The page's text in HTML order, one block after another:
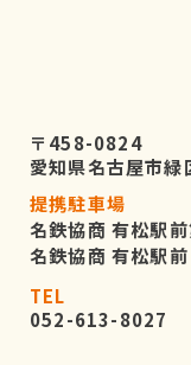
〒458-0824
愛知県名古屋市
提携駐車場
名鉄協商 有松駅
名鉄協商 有松駅
TEL
052-613-8027